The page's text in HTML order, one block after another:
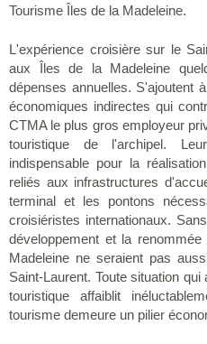
Tourisme Îles de la Madeleine.
L'expérience croisière sur le
aux Îles de la Madeleine
dépenses annuelles. S'ajoutent
économiques indirectes qui
CTMA le plus gros employeur
touristique de l'archipel.
indispensable pour la
reliés aux infrastructures
terminal et les pontons
croisiéristes internationaux.
développement et la
Madeleine ne seraient pas
Saint-Laurent. Toute situation
touristique affaiblit
tourisme demeure un pilier